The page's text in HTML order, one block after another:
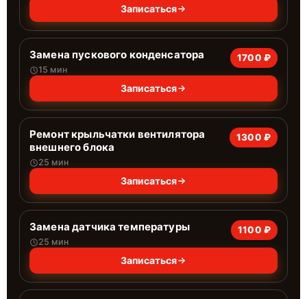
Записаться
Замена пускового конденсатора
15 мин
1700 ₽
Записаться
Ремонт крыльчатки вентилятора
внешнего блока
25 мин
1300 ₽
Записаться
Замена датчика температуры
25 мин
1100 ₽
Записаться